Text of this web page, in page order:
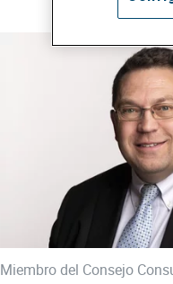
Miembro del Consejo